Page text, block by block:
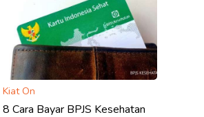
Kiat On
8 Cara Bayar BPJS Kesehatan